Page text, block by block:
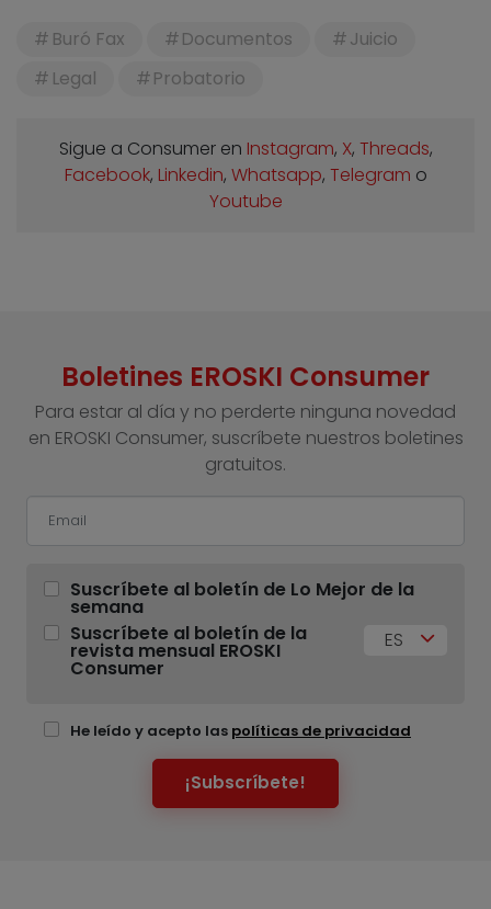
Buró Fax Documentos
Juicio
Legal
Probatorio
Sigue a Consumer en Instagram, X, Threads,
Facebook, Linkedin, Whatsapp, Telegram o
Youtube
Boletines EROSKI Consumer
Para estar al día y no perderte ninguna novedad
en EROSKI Consumer, suscríbete nuestros boletines
gratuitos.
Suscríbete al boletín de Lo Mejor de la
semana
Suscríbete al boletín de la
revista mensual EROSKI
Consumer
ES
He leído y acepto las políticas de privacidad
¡Subscríbete!